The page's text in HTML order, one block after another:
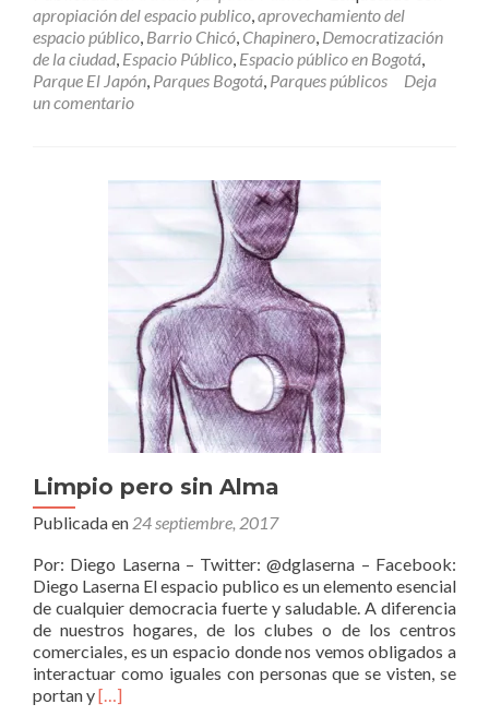
no
te
callas?
¡Tú
vienes
apropiación del espacio publico,aprovechamiento del
espacio público, Barrio Chicó, Chapinero, Democratización
de la ciudad, Espacio Público, Espacio público en Bogotá,
Parque El Japón, Parques Bogotá, Parques públicos
Deja
un comentario
Limpio pero sin Alma
Publicada en 24 septiembre, 2017
Por: Diego Laserna – Twitter: @dglaserna – Facebook:
Diego Laserna El espacio publico es un elemento esencial
de cualquier democracia fuerte y saludable. A diferencia
de nuestros hogares, de los clubes o de los centros
comerciales, es un espacio donde nos vemos obligados a
interactuar como iguales con personas que se visten, se
portan yLeer
[…]